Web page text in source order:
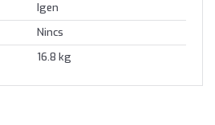
Igen
Nincs
16.8 kg